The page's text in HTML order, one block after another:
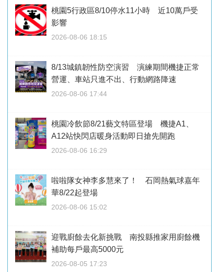
桃園5行政區8/10停水11小時 近10萬戶受
影響
2026-08-06 18:15
8/13城鎮韌性防空演習 演練期間機捷正常
營運、車站只進不出、行動網路降速
2026-08-06 17:44
桃園冷飲節8/21藝文特區登場 機捷A1、
A12站快閃店暖身活動即日搶先開跑
2026-08-06 16:29
啦啦隊女神李多慧來了！ 石岡熱氣球嘉年
華8/22起登場
2026-08-06 15:02
迎戰廚餘去化新挑戰 南投縣推家用廚餘機
補助每戶最高5000元
2026-08-05 17:23